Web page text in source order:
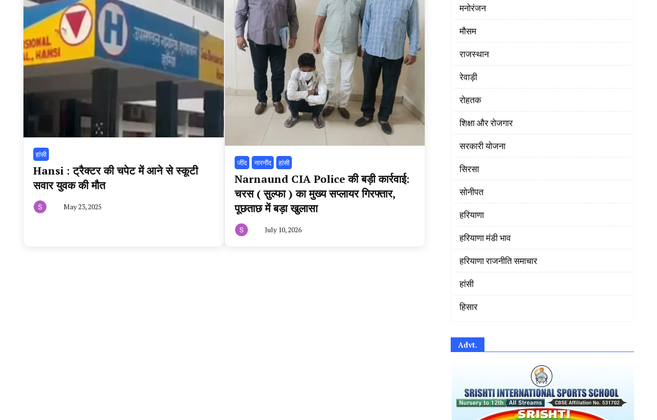
हांसी
Hansi : ट्रैक्टर की चपेट में आने से स्कूटी
सवार युवक की मौत
May 23, 2025
‌जींद नारनौंद हांसी
Narnaund CIA Police की बड़ी कार्रवाई:
चरस ( सुल्फा ) का मुख्य सप्लायर गिरफ्तार,
पूछताछ में बड़ा खुलासा
July 10, 2026
मनोरंजन
मौसम
राजस्थान
रेवाड़ी
रोहतक
शिक्षा और रोजगार
सरकारी योजना
सिरसा
सोनीपत
हरियाणा
हरियाणा मंडी भाव
हरियाणा राजनीति समाचार
हांसी
हिसार
Advt.